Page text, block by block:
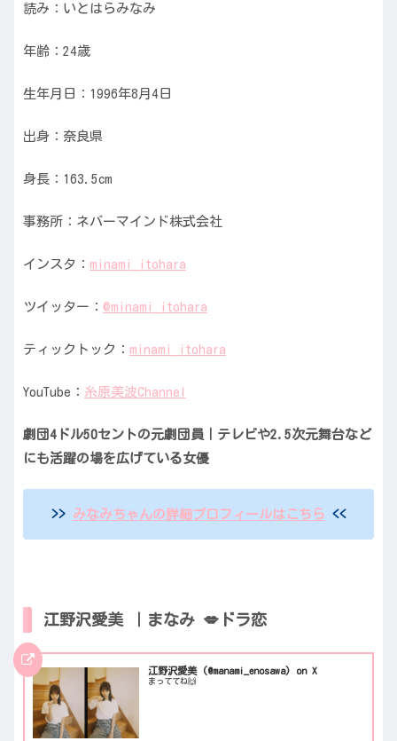
読み：いとはらみなみ
年齢：24歳
生年月日：1996年8月4日
出身：奈良県
身長：163.5cm
事務所：ネバーマインド株式会社
インスタ： minami_itohara
ツイッター： @minami_itohara
ティックトック： minami_itohara
YouTube： 糸原美波Channel
劇団4ドル50セントの元劇団員｜テレビや2.5次元舞台など
にも活躍の場を広げている女優
>> みなみちゃんの詳細プロフィールはこちら <<
江野沢愛美 ｜まなみ 💋ドラ恋
江野沢愛美 (@manami_enosawa) on X
まっててね🙌